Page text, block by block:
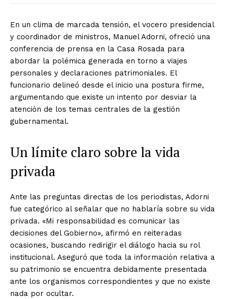
En un clima de marcada tensión, el vocero presidencial
y coordinador de ministros, Manuel Adorni, ofreció una
conferencia de prensa en la Casa Rosada para
abordar la polémica generada en torno a viajes
personales y declaraciones patrimoniales. El
funcionario delineó desde el inicio una postura firme,
argumentando que existe un intento por desviar la
atención de los temas centrales de la gestión
gubernamental.
Un límite claro sobre la vida
privada
Ante las preguntas directas de los periodistas, Adorni
fue categórico al señalar que no hablaría sobre su vida
privada. «Mi responsabilidad es comunicar las
decisiones del Gobierno», afirmó en reiteradas
ocasiones, buscando redirigir el diálogo hacia su rol
institucional. Aseguró que toda la información relativa a
su patrimonio se encuentra debidamente presentada
ante los organismos correspondientes y que no existe
nada por ocultar.